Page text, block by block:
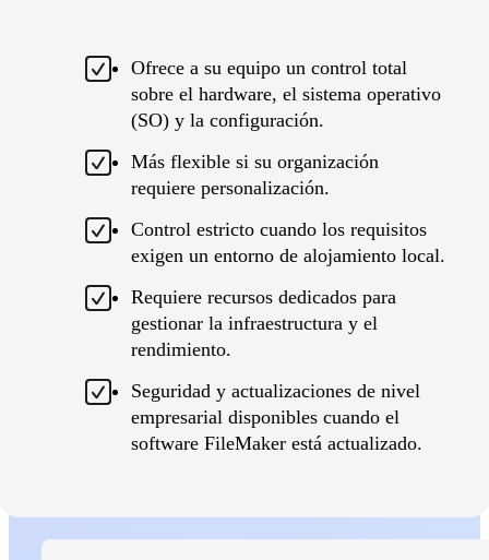
Ofrece a su equipo un control total
sobre el hardware, el sistema operativo
(SO) y la configuración.
Más flexible si su organización
requiere personalización.
Control estricto cuando los requisitos
exigen un entorno de alojamiento local.
Requiere recursos dedicados para
gestionar la infraestructura y el
rendimiento.
Seguridad y actualizaciones de nivel
empresarial disponibles cuando el
software FileMaker está actualizado.